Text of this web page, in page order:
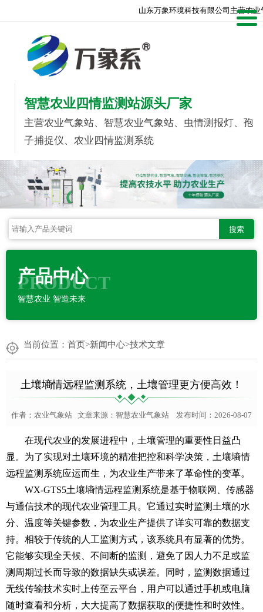
山东万象环境科技有限公司主营农
智慧农业四情监测站源头厂家
主营农业气象站、智慧农业气象站、虫情测报灯、孢
子捕捉仪、农业四情监测系统
搜索
产品中心
PRODUCT
智慧农业 智造未来
当前位置： 首页>新闻中心>技术文章
土壤墒情远程监测系统，土壤管理更方便高效！
作者： 农业气象站 文章来源： 智慧农业气象站 发布时间：2026-08-07
在现代农业的发展进程中，土壤管理的重要性日益凸
显。为了实现对土壤环境的精准把控和科学决策，土壤墒情
远程监测系统应运而生，为农业生产带来了革命性的变革。
WX-GTS5土壤墒情远程监测系统是基于物联网、传感器
与通信技术的现代农业管理工具。它通过实时监测土壤的水
分、温度等关键参数，为农业生产提供了详实可靠的数据支
持。相较于传统的人工监测方式，该系统具有显著的优势。
它能够实现全天候、不间断的监测，避免了因人力不足或监
测周期过长而导致的数据缺失或误差。同时，监测数据通过
无线传输技术实时上传至云平台，用户可以通过手机或电脑
随时查看和分析，大大提高了数据获取的便捷性和时效性。